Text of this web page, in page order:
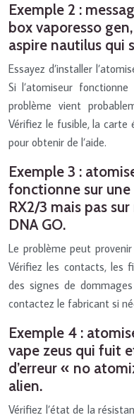
Exemple 2 :
box vaporesso
aspire nautilus qui
Essayez d’installer
Si l’atomiseur
problème vient
Vérifiez le fusible, la
pour obtenir de l’aide.
Exemple 3 :
fonctionne sur une
RX2/3 mais pas
DNA GO.
Le problème peut
Vérifiez les contacts, les
des signes de
contactez le fabricant si
Exemple 4 :
vape zeus qui fuit
d’erreur « no
alien.
Vérifiez l’état de la